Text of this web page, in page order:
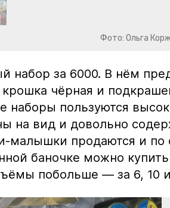
Фото: Ольга
набор за 6000. В нём
чёрная и
наборы пользуются
на вид и довольно
малышки продаются и по
баночке можно
побольше — за 6, 10